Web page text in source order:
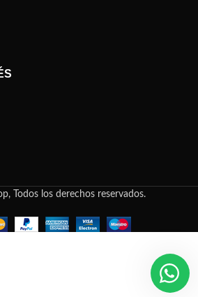
Todos los derechos reservados.